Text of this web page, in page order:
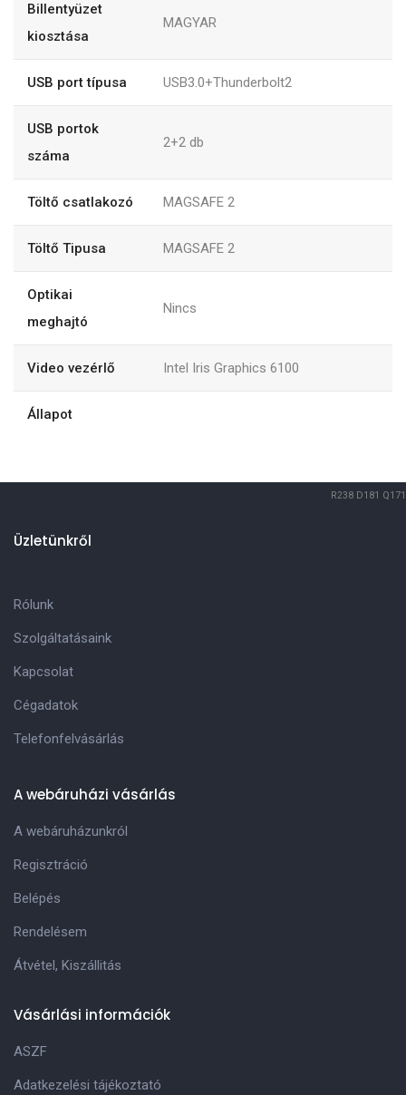
Billentyüzet
kiosztása
MAGYAR
USB port típusa USB3.0+Thunderbolt2
USB portok
száma
2+2 db
Töltő csatlakozó MAGSAFE 2
Töltő Tipusa MAGSAFE 2
Optikai
meghajtó
Nincs
Video vezérlő Intel Iris Graphics 6100
Állapot
R238 D181 Q171
Üzletünkről
Rólunk
Szolgáltatásaink
Kapcsolat
Cégadatok
Telefonfelvásárlás
A webáruházi vásárlás
A webáruházunkról
Regisztráció
Belépés
Rendelésem
Átvétel, Kiszállitás
Vásárlási információk
ASZF
Adatkezelési tájékoztató